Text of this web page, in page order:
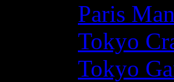
Paris
Tokyo
Tokyo